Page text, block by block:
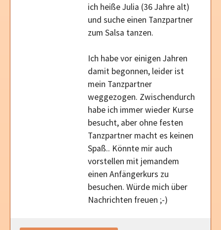
ich heiße Julia (36 Jahre alt)
und suche einen Tanzpartner
zum Salsa tanzen.
Ich habe vor einigen Jahren
damit begonnen, leider ist
mein Tanzpartner
weggezogen. Zwischendurch
habe ich immer wieder Kurse
besucht, aber ohne festen
Tanzpartner macht es keinen
Spaß.. Könnte mir auch
vorstellen mit jemandem
einen Anfängerkurs zu
besuchen. Würde mich über
Nachrichten freuen ;-)